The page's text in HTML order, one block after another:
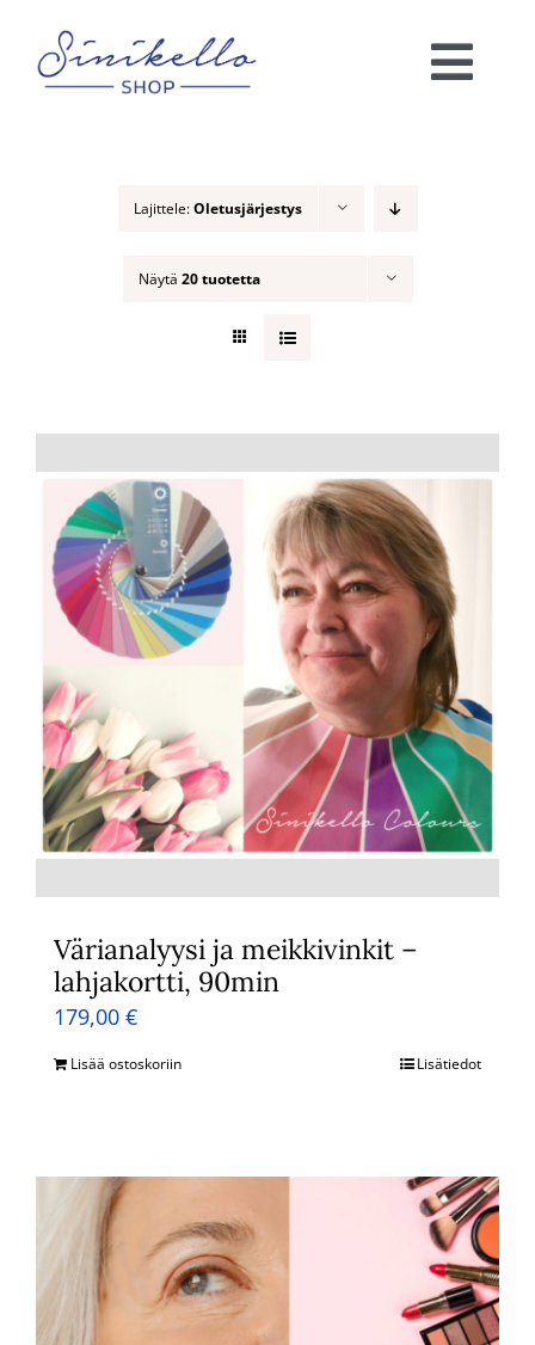
content
Lajittele:Oletusjärjestys
Näytä 20 tuotetta
Värianalyysi ja meikkivinkit –
lahjakortti, 90min
179,00 €
Lisää ostoskoriin Lisätiedot